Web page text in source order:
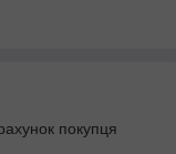
покупця